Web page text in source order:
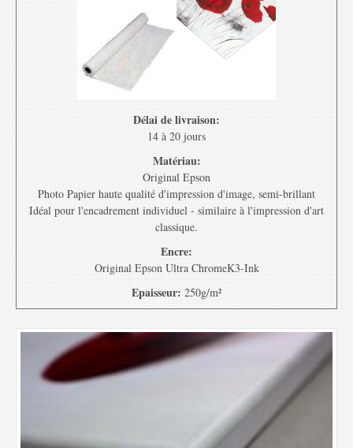
Délai de livraison:
14 à 20 jours
Matériau:
Original Epson
Photo Papier haute qualité d'impression d'image, semi-brillant
Idéal pour l'encadrement individuel - similaire à l'impression d'art
classique.
Encre:
Original Epson Ultra ChromeK3-Ink
Epaisseur: 250g/m²